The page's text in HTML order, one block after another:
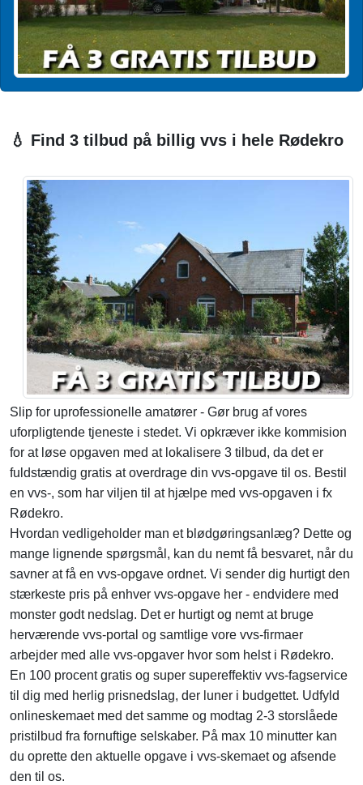
💧 Find 3 tilbud på billig vvs i hele Rødekro
Slip for uprofessionelle amatører - Gør brug af vores
uforpligtende tjeneste i stedet. Vi opkræver ikke kommision
for at løse opgaven med at lokalisere 3 tilbud, da det er
fuldstændig gratis at overdrage din vvs-opgave til os. Bestil
en vvs-, som har viljen til at hjælpe med vvs-opgaven i fx
Rødekro.
Hvordan vedligeholder man et blødgøringsanlæg? Dette og
mange lignende spørgsmål, kan du nemt få besvaret, når du
savner at få en vvs-opgave ordnet. Vi sender dig hurtigt den
stærkeste pris på enhver vvs-opgave her - endvidere med
monster godt nedslag. Det er hurtigt og nemt at bruge
herværende vvs-portal og samtlige vore vvs-firmaer
arbejder med alle vvs-opgaver hvor som helst i Rødekro.
En 100 procent gratis og super supereffektiv vvs-fagservice
til dig med herlig prisnedslag, der luner i budgettet. Udfyld
onlineskemaet med det samme og modtag 2-3 storslåede
pristilbud fra fornuftige selskaber. På max 10 minutter kan
du oprette den aktuelle opgave i vvs-skemaet og afsende
den til os.